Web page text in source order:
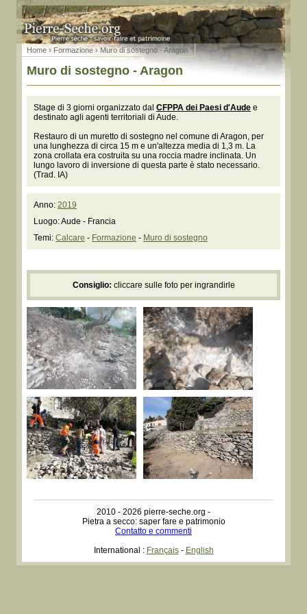
Home › Formazione› Muro di sostegno - Aragon
Muro di sostegno - Aragon
Stage di 3 giorni organizzato dal CFPPA dei Paesi d'Aude e
destinato agli agenti territoriali di Aude.
Restauro di un muretto di sostegno nel comune di Aragon, per
una lunghezza di circa 15 m e un'altezza media di 1,3 m. La
zona crollata era costruita su una roccia madre inclinata. Un
lungo lavoro di inversione di questa parte è stato necessario.
(Trad. IA)
Anno: 2019
Luogo: Aude - Francia
Temi: Calcare - Formazione - Muro di sostegno
Consiglio: cliccare sulle foto per ingrandirle
2010 - 2026 pierre-seche.org -
Pietra a secco: saper fare e patrimonio
Contatto e commenti
International : Français- English